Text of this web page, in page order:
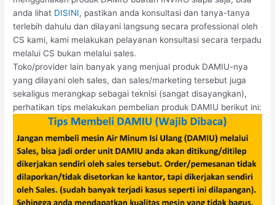
anda lihat DISINI, pastikan anda konsultasi dan tanya-tanya
terlebih dahulu dan dilayani langsung secara professional oleh
CS kami, kami melakukan pelayanan konsultasi secara terpadu
melalui CS bukan melalui sales.
Toko/provider lain banyak yang menjual produk DAMIU-nya
yang dilayani oleh sales, dan sales/marketing tersebut juga
sekaligus merangkap sebagai teknisi (sangat disayangkan),
perhatikan tips melakukan pembelian produk DAMIU berikut ini: